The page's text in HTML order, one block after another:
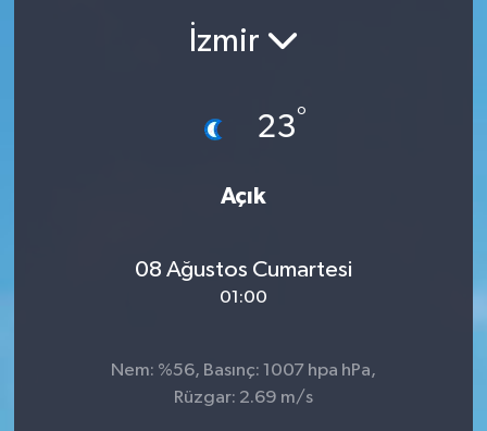
İzmir
23°
Açık
08 Ağustos Cumartesi
01:00
Nem: %56, Basınç: 1007 hpa hPa,
Rüzgar: 2.69 m/s